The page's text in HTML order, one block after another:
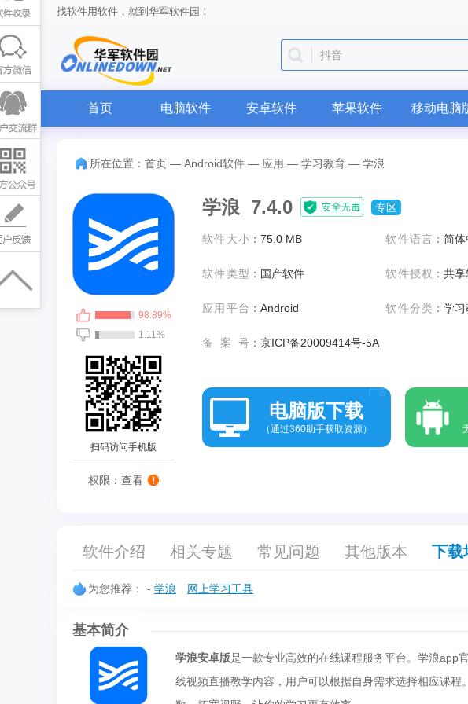
找软件用软件，就到华军软件园！
抖音
首页 电脑软件 安卓软件 苹果软件 移动电脑
所在位置： 首页 — Android软件 — 应用 — 学习教育 — 学浪
98.89%
1.11%
扫码访问手机版
权限：查看
学浪 7.4.0 专区
软件大小 ： 75.0 MB 软件语言 ：简体
软件类型 ： 国产软件 软件授权 ：共
应用平台 ： Android 软件分类 ：学
备案号 ： 京ICP备20009414号-5A
电脑版下载
（通过360助手获取资源）
广告
软件介绍 相关专题 常见问题 其他版本 下载
为您推荐： - 学浪 网上学习工具
基本简介
学浪安卓版是一款专业高效的在线课程服务平台。学浪app
线视频直播教学内容，用户可以根据自身需求选择相应课